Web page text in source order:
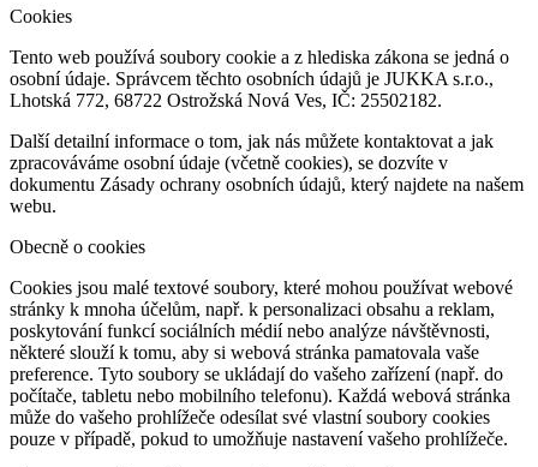
Cookies
Tento web používá soubory cookie a z hlediska zákona se jedná o
osobní údaje. Správcem těchto osobních údajů je JUKKA s.r.o.,
Lhotská 772, 68722 Ostrožská Nová Ves, IČ: 25502182.
Další detailní informace o tom, jak nás můžete kontaktovat a jak
zpracováváme osobní údaje (včetně cookies), se dozvíte v
dokumentu Zásady ochrany osobních údajů, který najdete na našem
webu.
Obecně o cookies
Cookies jsou malé textové soubory, které mohou používat webové
stránky k mnoha účelům, např. k personalizaci obsahu a reklam,
poskytování funkcí sociálních médií nebo analýze návštěvnosti,
některé slouží k tomu, aby si webová stránka pamatovala vaše
preference. Tyto soubory se ukládají do vašeho zařízení (např. do
počítače, tabletu nebo mobilního telefonu). Každá webová stránka
může do vašeho prohlížeče odesílat své vlastní soubory cookies
pouze v případě, pokud to umožňuje nastavení vašeho prohlížeče.